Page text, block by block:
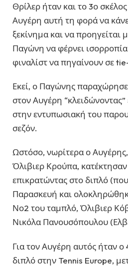
Θρίλερ ήταν και το 3ο
Αυγέρη αυτή τη φορά να
ξεκίνημα και να προηγείται
Παγώνη να φέρνει
φιναλίστ να πηγαίνουν σε
Εκεί, ο Παγώνης
στον Αυγέρη
στην εντυπωσιακή του
σεζόν.
Ωστόσο, νωρίτερα ο
Όλιβιερ Κρούπα, κατέκτησαν
επικρατώντας στο διπλό
Παρασκευή και
Νο2 του ταμπλό, Όλιβιερ
Νικόλα Πανουσόπουλου
Για τον Αυγέρη αυτός ήταν ο
διπλό στην Tennis Europe,